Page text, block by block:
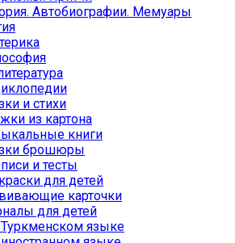
Автобиографии. Мемуары
и стихи
из картона
книги
брошюры
и тесты
для детей
карточки
для детей
Туркменском языке